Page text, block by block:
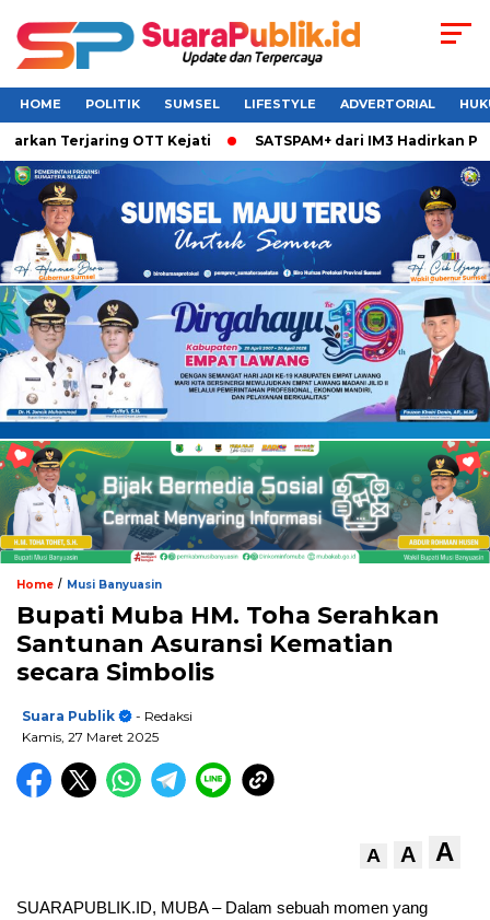
HOME POLITIK SUMSEL LIFESTYLE ADVERTORIAL
Terjaring OTT Kejati SATSPAM+ dari IM3 Hadirkan
Home / Musi Banyuasin
Bupati Muba HM. Toha Serahkan
Santunan Asuransi Kematian
secara Simbolis
Suara Publik
- Redaksi
Kamis, 27 Maret 2025
A A A
SUARAPUBLIK.ID, MUBA – Dalam sebuah momen yang